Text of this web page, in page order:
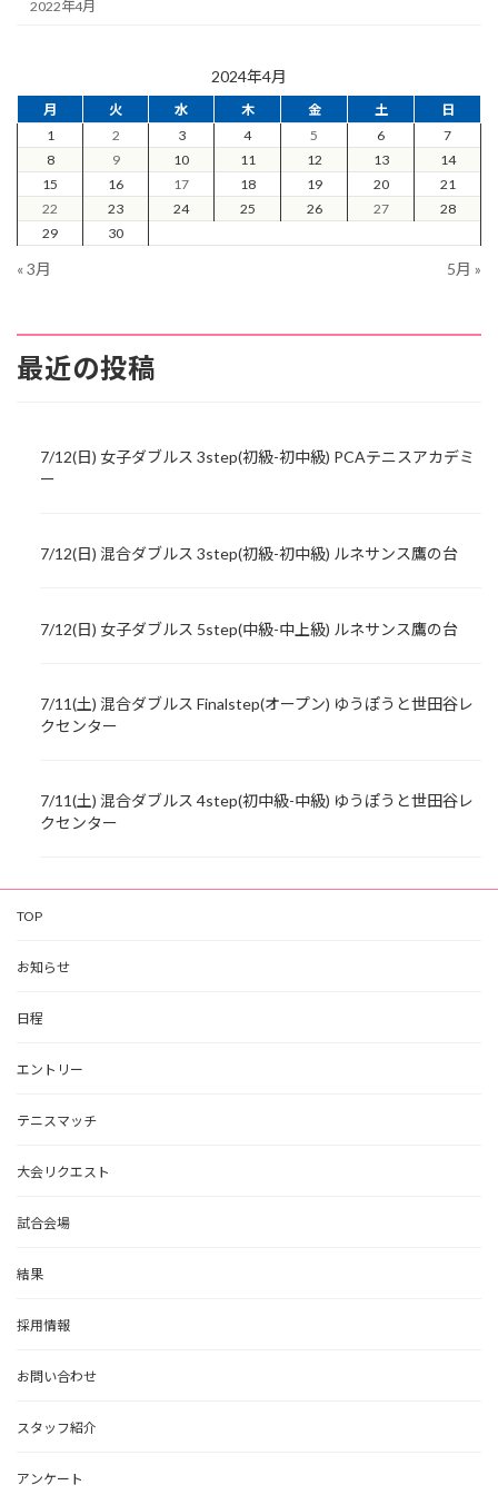
2022年4月
2024年4月
月 火 水 木 金 土
日
1
2 3 4 5 6
7
8
9 10 11 12 13
14
15
16 17 18 19 20
21
22
23 24 25 26 27
28
29
30
« 3月 5月 »
最近の投稿
7/12(日) 女子ダブルス 3step(初級-初中級) PCAテニスアカデミ
ー
7/12(日) 混合ダブルス 3step(初級-初中級) ルネサンス鷹の台
7/12(日) 女子ダブルス 5step(中級-中上級) ルネサンス鷹の台
7/11(土) 混合ダブルス Finalstep(オープン) ゆうぽうと世田谷レ
クセンター
7/11(土) 混合ダブルス 4step(初中級-中級) ゆうぽうと世田谷レ
クセンター
TOP
お知らせ
日程
エントリー
テニスマッチ
大会リクエスト
試合会場
結果
採用情報
お問い合わせ
スタッフ紹介
アンケート